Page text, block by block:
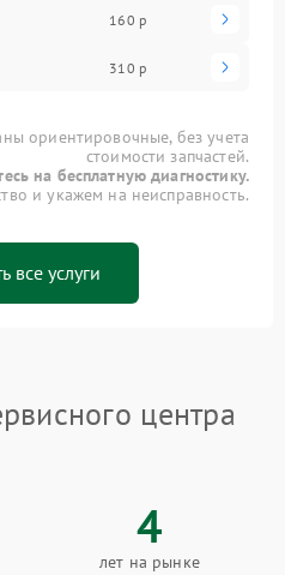
160 р
310 р
ориентировочные, без учета
стоимости запчастей.
на бесплатную диагностику.
и укажем на неисправность.
все услуги
центра
4
лет на рынке